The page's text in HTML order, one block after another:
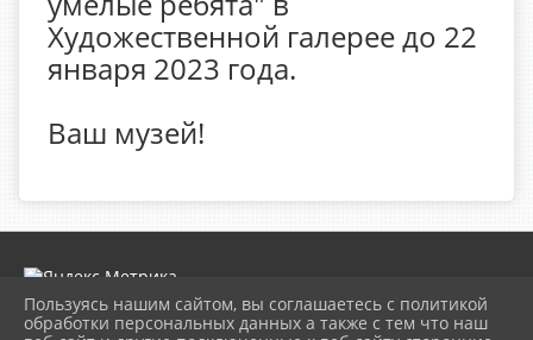
Художественной галерее до 22
января 2023 года.
Ваш музей!
Пользуясь нашим сайтом, вы соглашаетесь с политикой
обработки персональных данных а также с тем что наш